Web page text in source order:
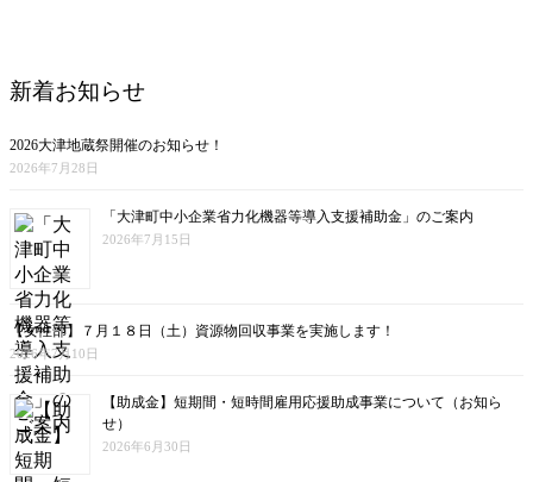
新着お知らせ
2026大津地蔵祭開催のお知らせ！
2026年7月28日
「大津町中小企業省力化機器等導入支援補助金」のご案内
2026年7月15日
【女性部】７月１８日（土）資源物回収事業を実施します！
2026年7月10日
【助成金】短期間・短時間雇用応援助成事業について（お知ら
せ）
2026年6月30日